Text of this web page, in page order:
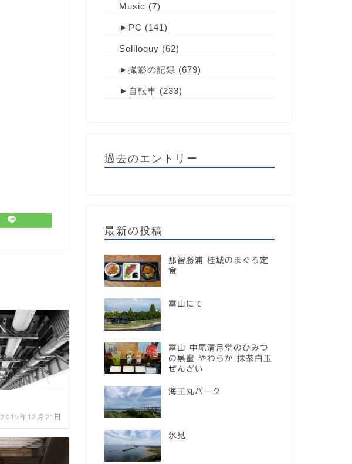
2015年12月21日
Music (7)
► PC (141)
Soliloquy (62)
► 撮影の記録 (679)
► 自転車 (233)
過去のエントリー
最新の投稿
那智勝浦 桂城のまぐろ定
食
富山にて
富山 中尾清月堂のひみつ
の黒蜜 やわらか 抹茶白玉
ぜんざい
海王丸パーク
氷見